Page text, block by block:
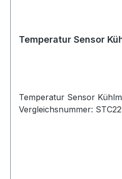
Temperatur Sensor
Temperatur Sensor
Vergleichsnummer: